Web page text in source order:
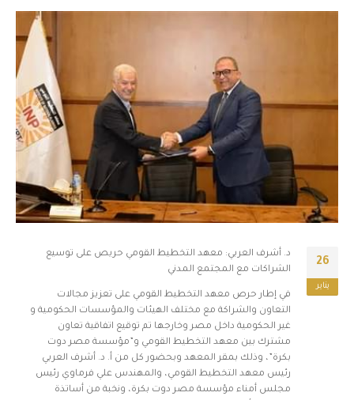
26
يناير
د. أشرف العربي: معهد التخطيط القومي حريص على توسيع
الشراكات مع المجتمع المدني
في إطار حرص معهد التخطيط القومي على تعزيز مجالات
التعاون والشراكة مع مختلف الهيئات والمؤسسات الحكومية و
غير الحكومية داخل مصر وخارجها تم توقيع اتفاقية تعاون
مشترك بين معهد التخطيط القومي و”مؤسسة مصر دوت
بكرة”، وذلك بمقر المعهد وبحضور كل من أ. د. أشرف العربي
رئيس معهد التخطيط القومي، والمهندس علي فرماوي رئيس
مجلس أمناء مؤسسة مصر دوت بكرة، ونخبة من أساتذة